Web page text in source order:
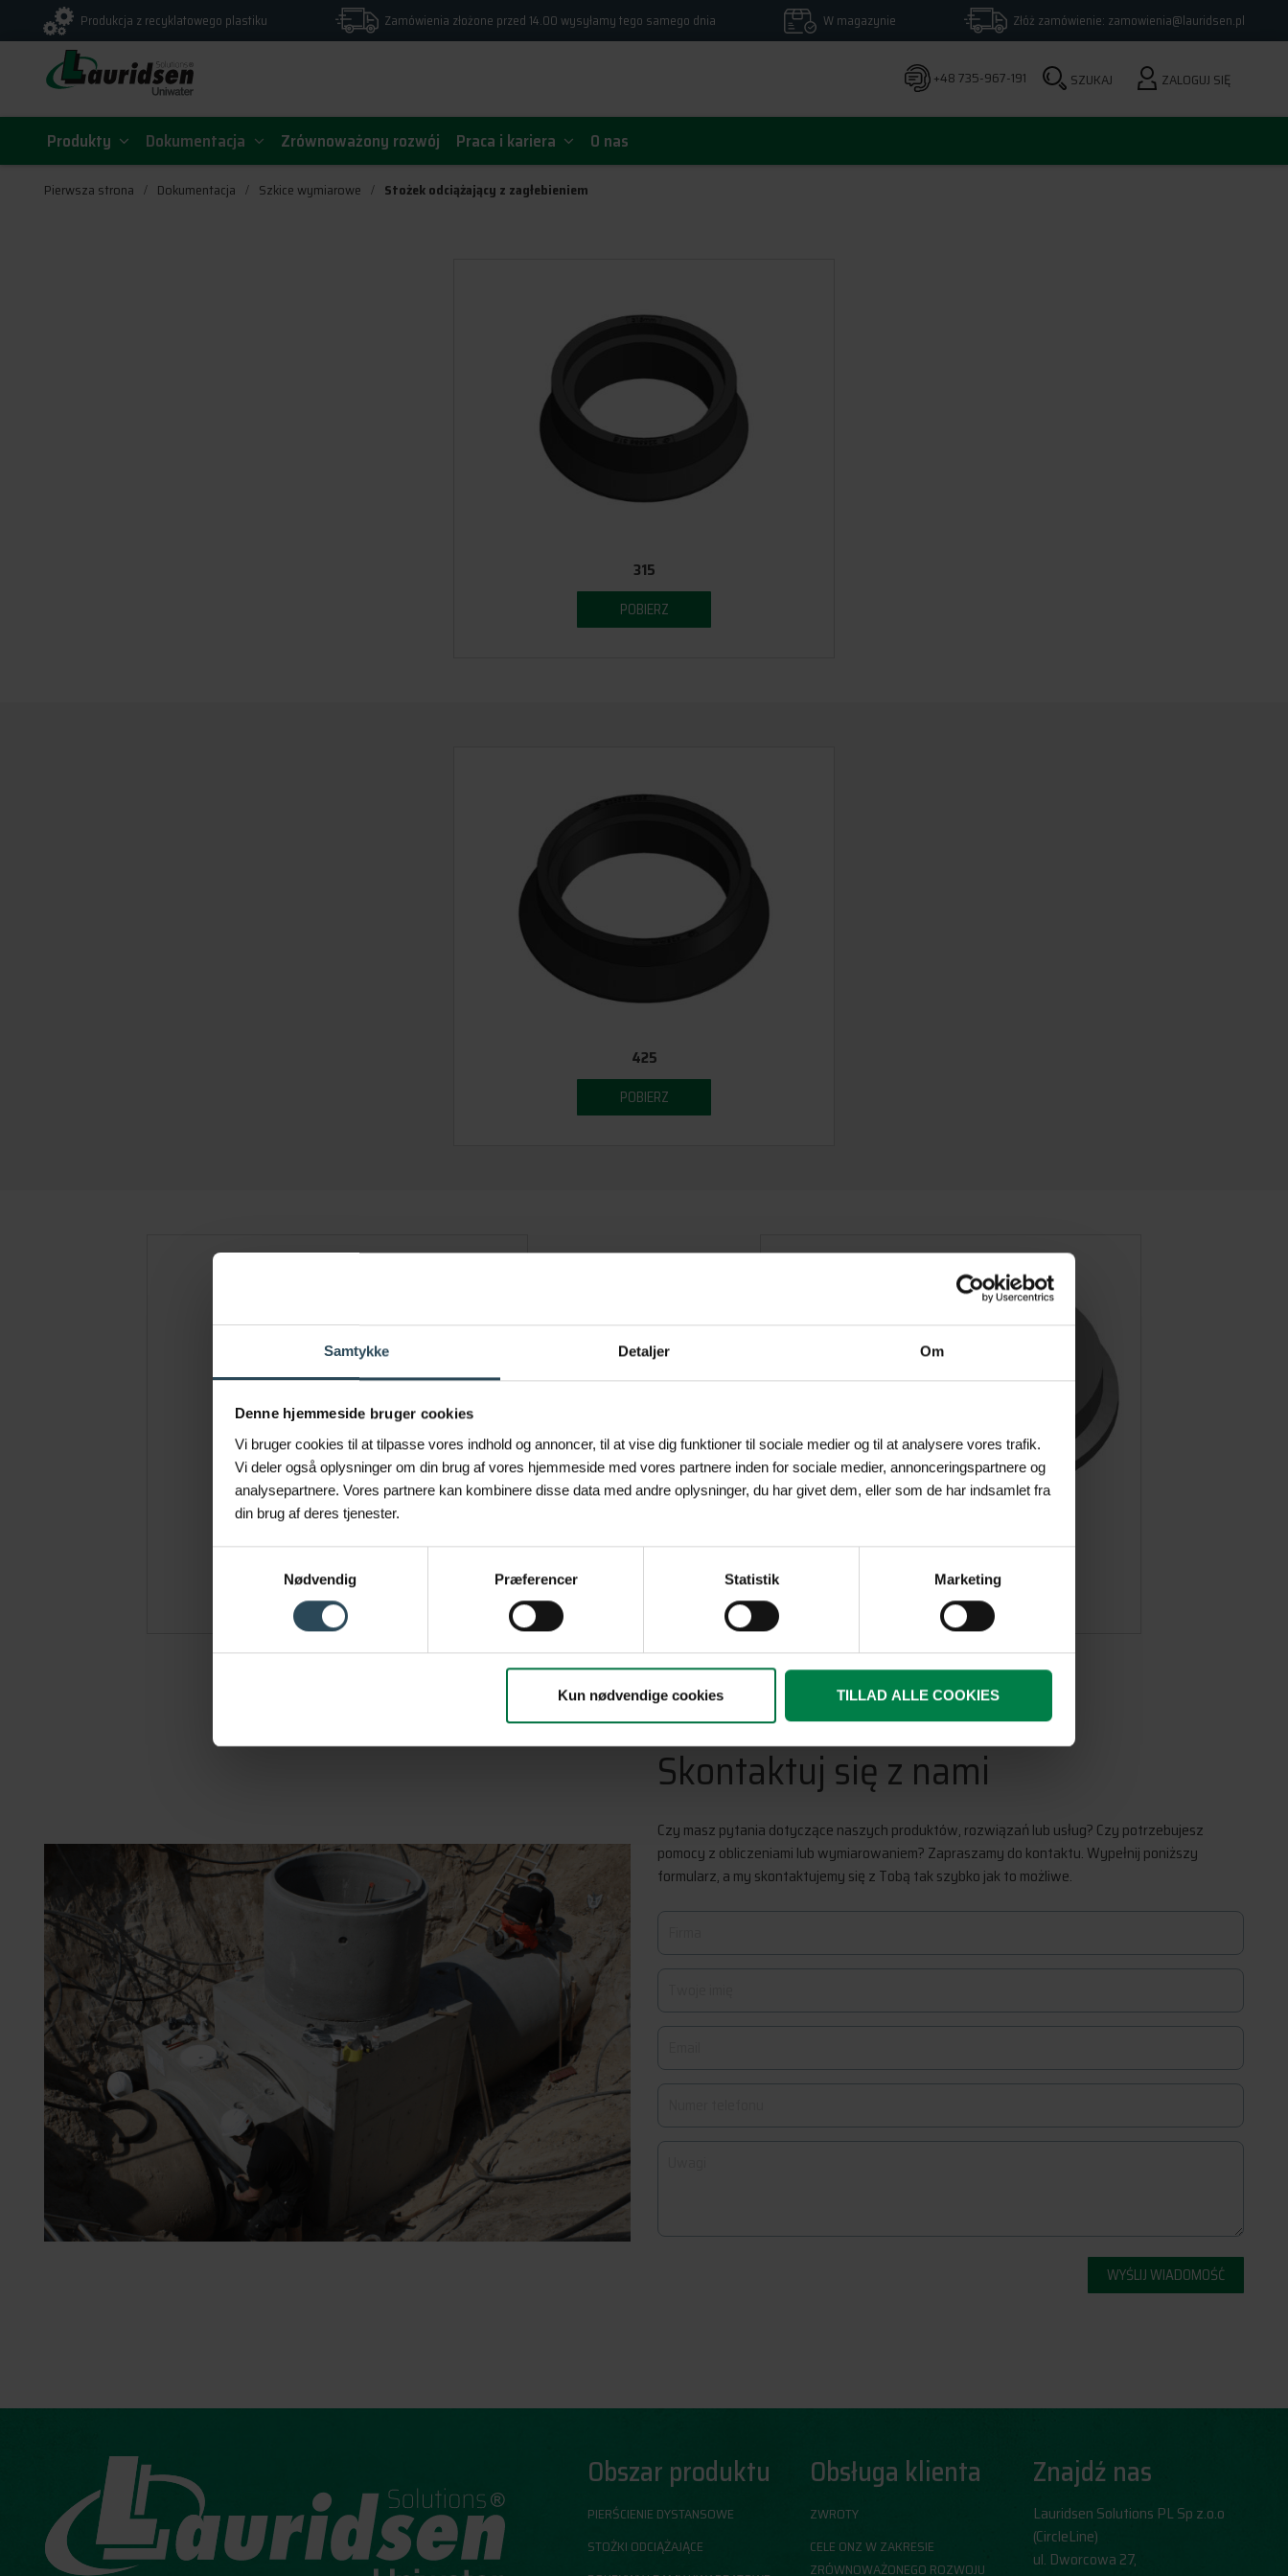
Samtykke Detaljer Om
Denne hjemmeside bruger cookies
Vi bruger cookies til at tilpasse vores indhold og annoncer, til at vise dig funktioner til sociale medier og til at analysere vores trafik.
Vi deler også oplysninger om din brug af vores hjemmeside med vores partnere inden for sociale medier, annonceringspartnere og
analysepartnere. Vores partnere kan kombinere disse data med andre oplysninger, du har givet dem, eller som de har indsamlet fra
din brug af deres tjenester.
Nødvendig
Præferencer Statistik Marketing
Kun nødvendige cookies TILLAD ALLE COOKIES
Produkcja z recyklatowego plastiku Zamówienia złożone przed 14.00 wysyłamy tego samego dnia W magazynie Złóż zamówienie: zamowienia@lauridsen.pl
+48 735-967-191 SZUKAJ ZALOGUJ SIĘ
Produkty Dokumentacja Zrównoważony rozwój Praca i kariera O nas
Pierwsza strona Dokumentacja Szkice wymiarowe Stożek odciążający z zagłebieniem
315
POBIERZ
425
POBIERZ
600
POBIERZ
600 PŁASKI
POBIERZ
Skontaktuj się z nami
Czy masz pytania dotyczące naszych produktów, rozwiązań lub usług? Czy potrzebujesz
pomocy z obliczeniami lub wymiarowaniem? Zapraszamy do kontaktu. Wypełnij poniższy
formularz, a my skontaktujemy się z Tobą tak szybko jak to możliwe.
Obszar produktu
PIERŚCIENIE DYSTANSOWE
STOŻKI ODCIĄŻAJĄCE
Obsługa klienta
ZWROTY
CELE ONZ W ZAKRESIE
ZRÓWNOWAŻONEGO ROZWOJU
Znajdź nas
Lauridsen Solutions PL Sp z.o.o
(CircleLine)
​ul. Dworcowa 27,